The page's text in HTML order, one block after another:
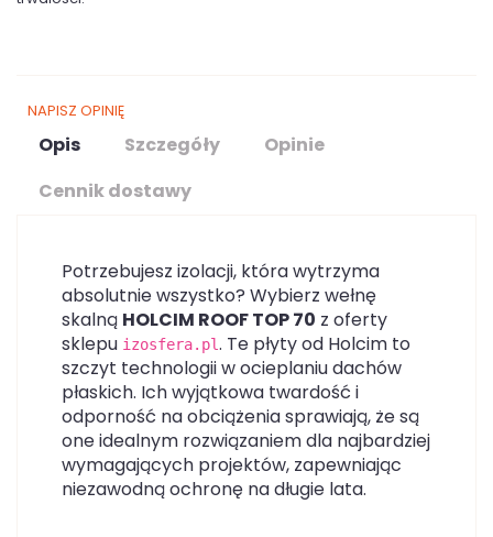
NAPISZ OPINIĘ
Opis Szczegóły
Opinie
Cennik dostawy
Potrzebujesz izolacji, która wytrzyma
absolutnie wszystko? Wybierz wełnę
skalną HOLCIM ROOF TOP 70 z oferty
sklepu izosfera.pl. Te płyty od Holcim to
szczyt technologii w ocieplaniu dachów
płaskich. Ich wyjątkowa twardość i
odporność na obciążenia sprawiają, że są
one idealnym rozwiązaniem dla najbardziej
wymagających projektów, zapewniając
niezawodną ochronę na długie lata.